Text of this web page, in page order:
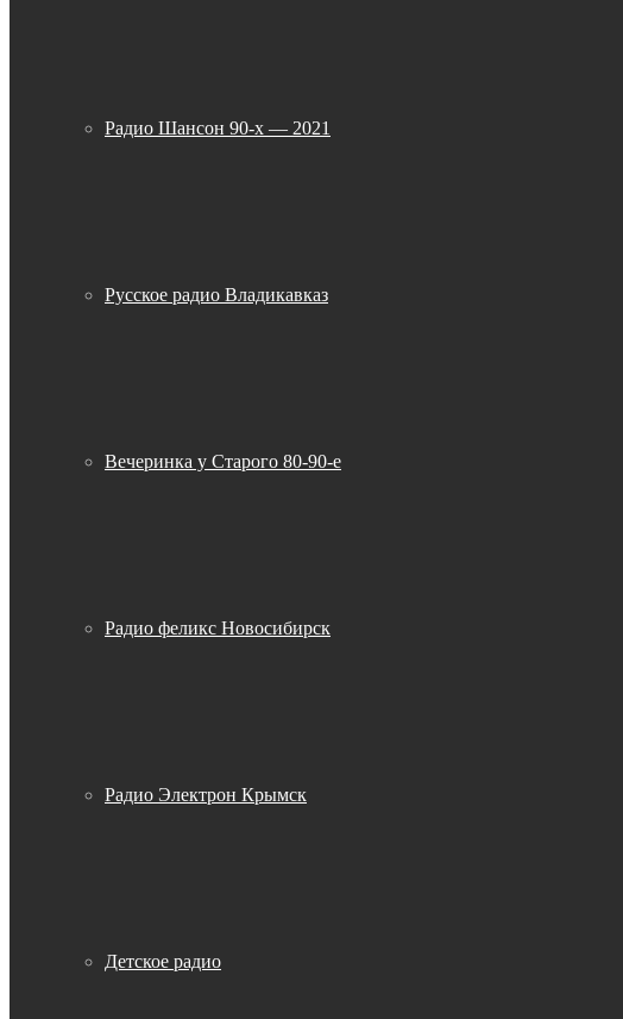
Радио Шансон 90-х — 2021
Русское радио Владикавказ
Вечеринка у Старого 80-90-е
Радио феликс Новосибирск
Радио Электрон Крымск
Детское радио